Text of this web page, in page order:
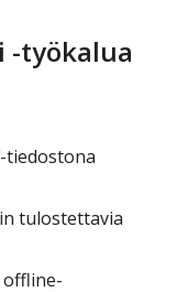
-työkalua
tiedostona
tulostettavia